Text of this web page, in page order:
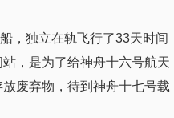
，独立在轨飞行了33天时间
，是为了给神舟十六号航天
废弃物，待到神舟十七号载